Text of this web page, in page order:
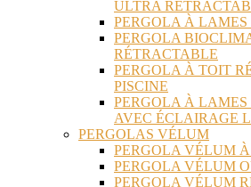
ULTRA
PERGOLA À
PERGOLA
RÉTRACTABLE
PERGOLA À TOIT
PISCINE
PERGOLA À
AVEC ÉCLAIRAGE
PERGOLAS VÉLUM
PERGOLA VÉLUM
PERGOLA VÉLUM
PERGOLA VÉLUM